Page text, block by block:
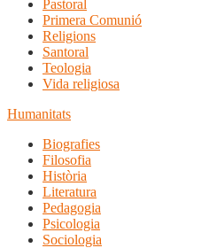
Pastoral
Primera Comunió
Religions
Santoral
Teologia
Vida religiosa
Humanitats
Biografies
Filosofia
Història
Literatura
Pedagogia
Psicologia
Sociologia